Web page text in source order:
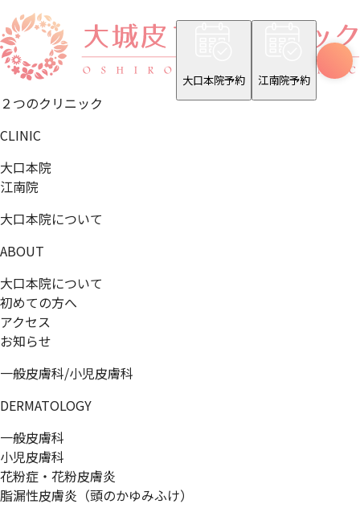
大口本院予約 江南院予約
２つのクリニック
CLINIC
大口本院
江南院
大口本院について
ABOUT
大口本院について
初めての方へ
アクセス
お知らせ
一般皮膚科/小児皮膚科
DERMATOLOGY
一般皮膚科
小児皮膚科
花粉症・花粉皮膚炎
脂漏性皮膚炎（頭のかゆみふけ）